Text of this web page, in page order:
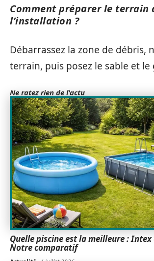
Comment préparer le terrain
l’installation ?
Débarrassez la zone de débris,
terrain, puis posez le sable et le
Ne ratez rien de l'actu
Quelle piscine est la meilleure : Intex
Notre comparatif